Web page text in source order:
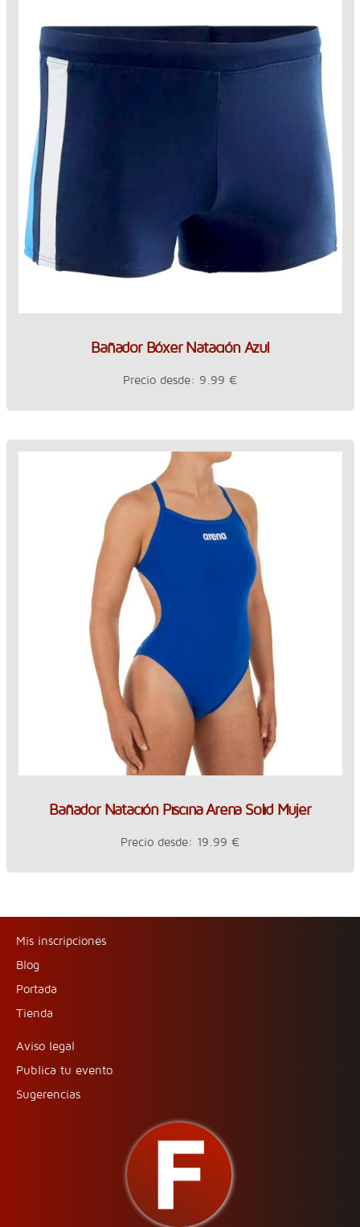
Bañador Bóxer Natación Azul
Precio desde: 9.99 €
Bañador Natación Piscina Arena Solid Mujer
Precio desde: 19.99 €
Mis inscripciones
Blog
Portada
Tienda
Aviso legal
Publica tu evento
Sugerencias